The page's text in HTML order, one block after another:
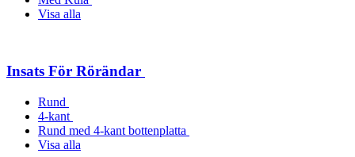
Visa alla
Insats För Rörändar
Rund
4-kant
Rund med 4-kant bottenplatta
Visa alla